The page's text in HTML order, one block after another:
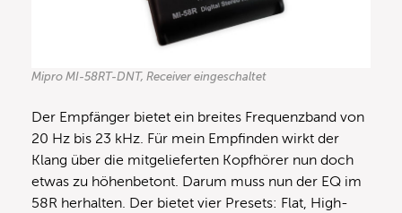
Mipro MI-58RT-DNT, Receiver eingeschaltet
Der Empfänger bietet ein breites Frequenzband von
20 Hz bis 23 kHz. Für mein Empfinden wirkt der
Klang über die mitgelieferten Kopfhörer nun doch
etwas zu höhenbetont. Darum muss nun der EQ im
58R herhalten. Der bietet vier Presets: Flat, High-